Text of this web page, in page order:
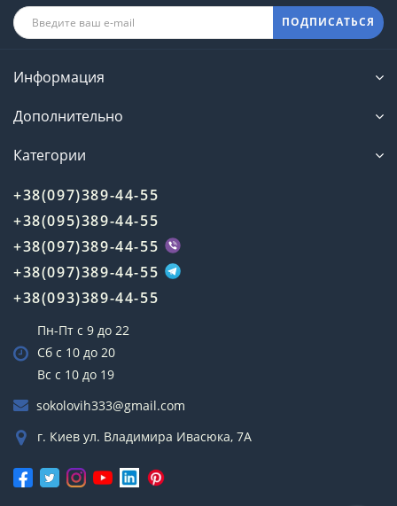
ПОДПИСАТЬСЯ
Информация
Дополнительно
Категории
+38(097)389-44-55
+38(095)389-44-55
+38(097)389-44-55
+38(097)389-44-55
+38(093)389-44-55
Пн-Пт с 9 до 22
Сб с 10 до 20
Вс с 10 до 19
sokolovih333@gmail.com
г. Киев ул. Владимира Ивасюка, 7А